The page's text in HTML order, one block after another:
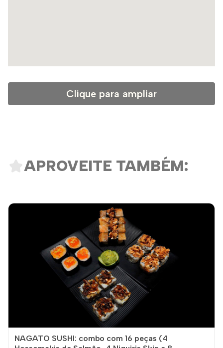
Clique para ampliar
APROVEITE TAMBÉM:
NAGATO SUSHI: combo com 16 peças (4